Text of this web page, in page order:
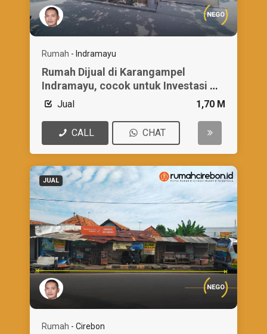
NEGO
Rumah - Indramayu
Rumah Dijual di Karangampel
Indramayu, cocok untuk Investasi &
Bisnis
Jual 1,70 M
CALL CHAT
JUAL
NEGO
Rumah - Cirebon